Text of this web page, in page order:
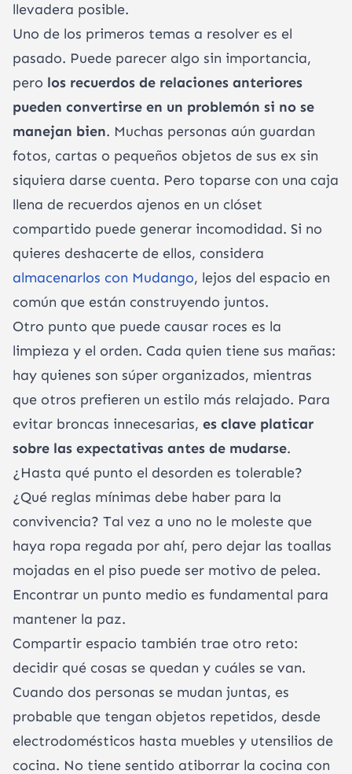
llevadera posible.
Uno de los primeros temas a resolver es el
pasado. Puede parecer algo sin importancia,
pero los recuerdos de relaciones anteriores
pueden convertirse en un problemón si no se
manejan bien. Muchas personas aún guardan
fotos, cartas o pequeños objetos de sus ex sin
siquiera darse cuenta. Pero toparse con una caja
llena de recuerdos ajenos en un clóset
compartido puede generar incomodidad. Si no
quieres deshacerte de ellos, considera
almacenarlos con Mudango, lejos del espacio en
común que están construyendo juntos.
Otro punto que puede causar roces es la
limpieza y el orden. Cada quien tiene sus mañas:
hay quienes son súper organizados, mientras
que otros prefieren un estilo más relajado. Para
evitar broncas innecesarias, es clave platicar
sobre las expectativas antes de mudarse.
¿Hasta qué punto el desorden es tolerable?
¿Qué reglas mínimas debe haber para la
convivencia? Tal vez a uno no le moleste que
haya ropa regada por ahí, pero dejar las toallas
mojadas en el piso puede ser motivo de pelea.
Encontrar un punto medio es fundamental para
mantener la paz.
Compartir espacio también trae otro reto:
decidir qué cosas se quedan y cuáles se van.
Cuando dos personas se mudan juntas, es
probable que tengan objetos repetidos, desde
electrodomésticos hasta muebles y utensilios de
cocina. No tiene sentido atiborrar la cocina con